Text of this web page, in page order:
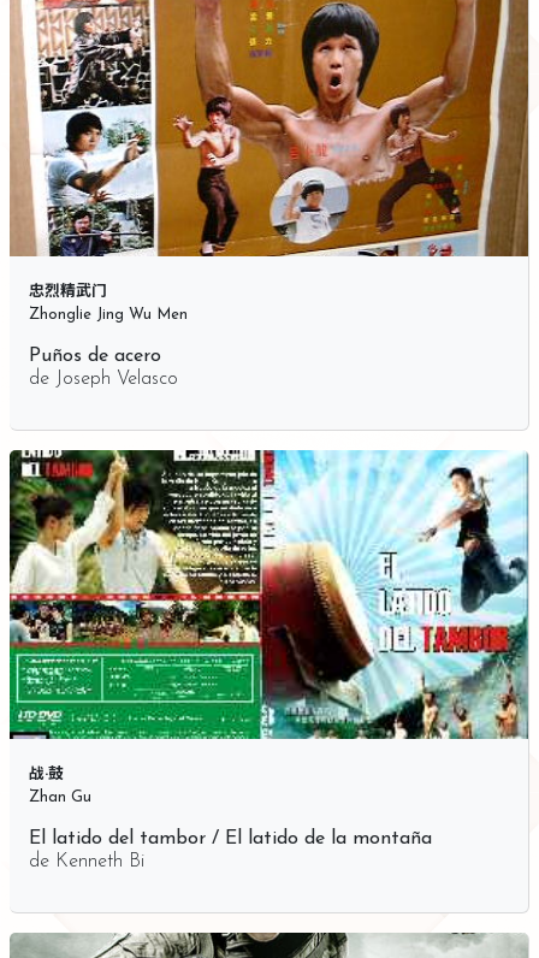
忠烈精武门
Zhonglie Jing Wu Men
Puños de acero
de
Joseph Velasco
战·鼓
Zhan Gu
El latido del tambor / El latido de la montaña
de Kenneth Bi